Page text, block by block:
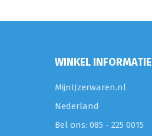
WINKEL INFORMATIE
MijnIJzerwaren.nl
Nederland
Bel ons: 085 - 225 0015